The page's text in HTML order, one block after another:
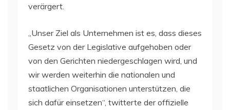
verärgert.
„Unser Ziel als Unternehmen ist es, dass dieses
Gesetz von der Legislative aufgehoben oder
von den Gerichten niedergeschlagen wird, und
wir werden weiterhin die nationalen und
staatlichen Organisationen unterstützen, die
sich dafür einsetzen“, twitterte der offizielle